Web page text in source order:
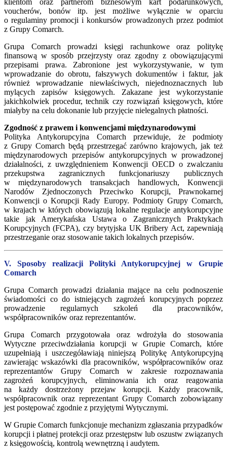
voucherów, bonów itp. jest możliwe wyłącznie w oparciu
o regulaminy promocji i konkursów prowadzonych przez podmiot
z Grupy Comarch.
Grupa Comarch prowadzi księgi rachunkowe oraz politykę
finansową w sposób przejrzysty oraz zgodny z obowiązującymi
przepisami prawa. Zabronione jest wykorzystywanie, w tym
wprowadzanie do obrotu, fałszywych dokumentów i faktur, jak
również wprowadzanie niewłaściwych, niejednoznacznych lub
mylących zapisów księgowych. Zakazane jest wykorzystanie
jakichkolwiek procedur, technik czy rozwiązań księgowych, które
miałyby na celu dokonanie lub przyjęcie nielegalnych płatności.
Zgodność z prawem i konwencjami międzynarodowymi
Polityka Antykorupcyjna Comarch przewiduje, że podmioty
z Grupy Comarch będą przestrzegać zarówno krajowych, jak też
międzynarodowych przepisów antykorupcyjnych w prowadzonej
działalności, z uwzględnieniem Konwencji OECD o zwalczaniu
przekupstwa zagranicznych funkcjonariuszy publicznych
w międzynarodowych transakcjach handlowych, Konwencji
Narodów Zjednoczonych Przeciwko Korupcji, Prawnokarnej
Konwencji o Korupcji Rady Europy. Podmioty Grupy Comarch,
w krajach w których obowiązują lokalne regulacje antykorupcyjne
takie jak Amerykańska Ustawa o Zagranicznych Praktykach
Korupcyjnych (FCPA), czy brytyjska UK Bribery Act, zapewniają
przestrzeganie oraz stosowanie takich lokalnych przepisów.
V. Sposoby realizacji Polityki Antykorupcyjnej w Grupie
Comarch
Grupa Comarch prowadzi działania mające na celu podnoszenie
świadomości co do istniejących zagrożeń korupcyjnych poprzez
prowadzenie regularnych szkoleń dla pracowników,
współpracowników oraz reprezentantów.
Grupa Comarch przygotowała oraz wdrożyła do stosowania
Wytyczne przeciwdziałania korupcji w Grupie Comarch, które
uzupełniają i uszczegóławiają niniejszą Politykę Antykorupcyjną
zawierając wskazówki dla pracowników, współpracowników oraz
reprezentantów Grupy Comarch w zakresie rozpoznawania
zagrożeń korupcyjnych, eliminowania ich oraz reagowania
na każdy dostrzeżony przejaw korupcji. Każdy pracownik,
współpracownik oraz reprezentant Grupy Comarch zobowiązany
jest postępować zgodnie z przyjętymi Wytycznymi.
W Grupie Comarch funkcjonuje mechanizm zgłaszania przypadków
korupcji i płatnej protekcji oraz przestępstw lub oszustw związanych
z księgowością, kontrolą wewnętrzną i audytem.